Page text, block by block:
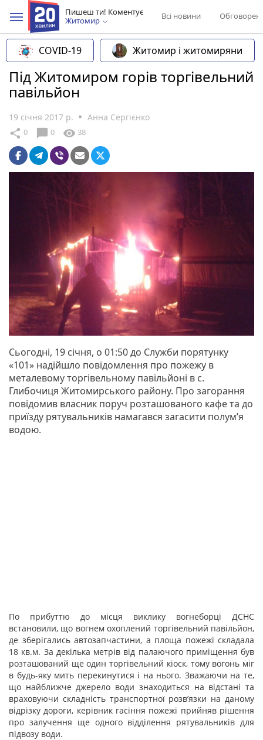
Пишеш ти! Коментує
Житомир
Всі новини
COVID-19 Житомир і житомиряни
Під Житомиром горів торгівельний
павільйон
19 січня 2017 р. Анна Сергієнко
share 0 chat_bubble 0 visibility 38
Сьогодні, 19 січня, о 01:50 до Служби порятунку
«101» надійшло повідомлення про пожежу в
металевому торгівельному павільйоні в с.
Глибочиця Житомирського району. Про загорання
повідомив власник поруч розташованого кафе та до
приїзду рятувальників намагався загасити полум’я
водою.
По прибуттю до місця виклику вогнеборці ДСНС
встановили, що вогнем охоплений торгівельний павільйон,
де зберігались автозапчастини, а площа пожежі складала
18 кв.м. За декілька метрів від палаючого приміщення був
розташований ще один торгівельний кіоск, тому вогонь міг
в будь-яку мить перекинутися і на нього. Зважаючи на те,
що найближче джерело води знаходиться на відстані та
враховуючи складність транспортної розв’язки на даному
відрізку дороги, керівник гасіння пожежі прийняв рішення
про залучення ще одного відділення рятувальників для
підвозу води.